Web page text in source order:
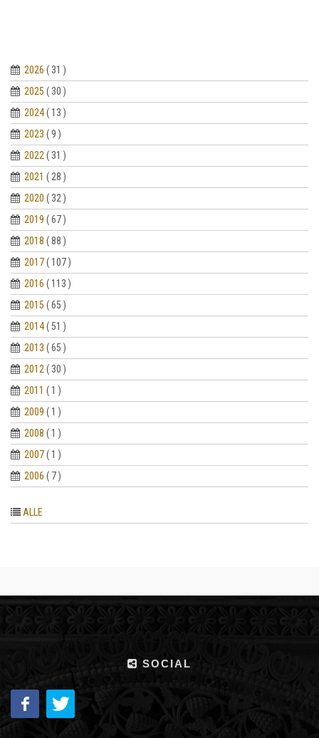
2026 ( 31 )
2025 ( 30 )
2024( 13 )
2023 ( 9 )
2022 ( 31 )
2021 ( 28 )
2020 ( 32 )
2019 ( 67 )
2018 ( 88 )
2017( 107 )
2016 ( 113 )
2015 ( 65 )
2014( 51 )
2013 ( 65 )
2012 ( 30 )
2011 ( 1 )
2009 ( 1 )
2008 ( 1 )
2007( 1 )
2006 ( 7 )
ALLE
SOCIAL